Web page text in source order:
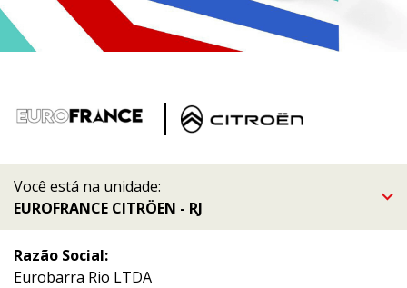
Você está na unidade:
EUROFRANCE CITRÖEN - RJ
Razão Social:
Eurobarra Rio LTDA